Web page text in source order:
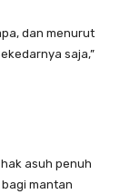
dan menurut
saja,”
asuh penuh
mantan